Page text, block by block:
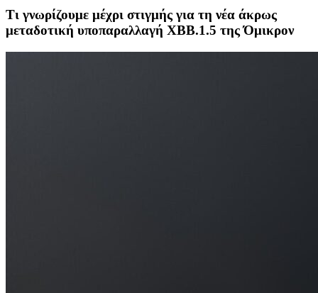
Τι γνωρίζουμε μέχρι στιγμής για τη νέα άκρως
μεταδοτική υποπαραλλαγή ΧΒΒ.1.5 της Όμικρον